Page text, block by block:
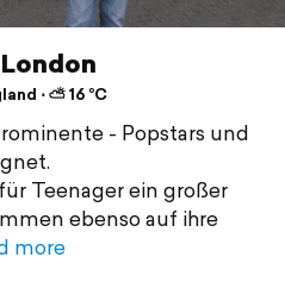
⋅ ⛅ 16 °C
- Popstars und
Teenager ein großer
ebenso auf ihre
more